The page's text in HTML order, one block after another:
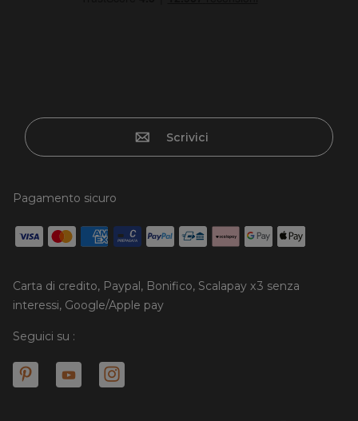
Scrivici
Pagamento sicuro
Carta di credito, Paypal, Bonifico, Scalapay x3 senza
interessi, Google/Apple pay
Seguici su :